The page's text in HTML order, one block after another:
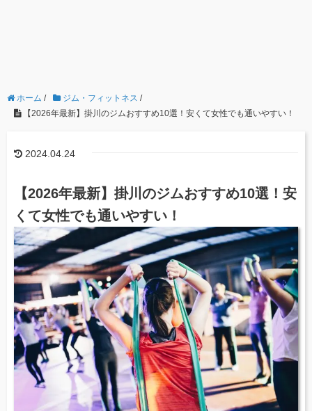
ホーム / ジム・フィットネス /
【2026年最新】掛川のジムおすすめ10選！安くて女性でも通いやすい！
2024.04.24
【2026年最新】掛川のジムおすすめ10選！安
くて女性でも通いやすい！